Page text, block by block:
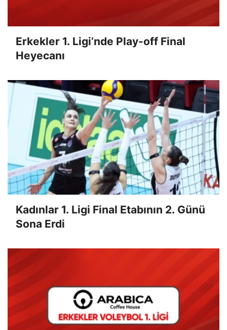
Erkekler 1. Ligi’nde Play-off Final
Heyecanı
Kadınlar 1. Ligi Final Etabının 2. Günü
Sona Erdi